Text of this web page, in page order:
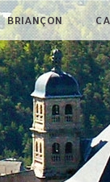
BRIANÇON